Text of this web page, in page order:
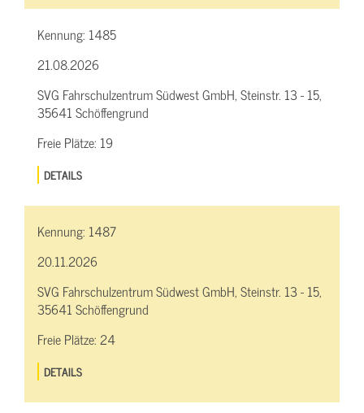
Kennung: 1485
21.08.2026
SVG Fahrschulzentrum Südwest GmbH, Steinstr. 13 - 15,
35641 Schöffengrund
Freie Plätze: 19
DETAILS
Kennung: 1487
20.11.2026
SVG Fahrschulzentrum Südwest GmbH, Steinstr. 13 - 15,
35641 Schöffengrund
Freie Plätze:24
DETAILS